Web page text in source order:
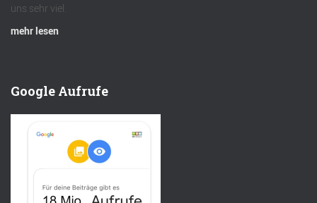
uns sehr viel.
mehr lesen
Google Aufrufe